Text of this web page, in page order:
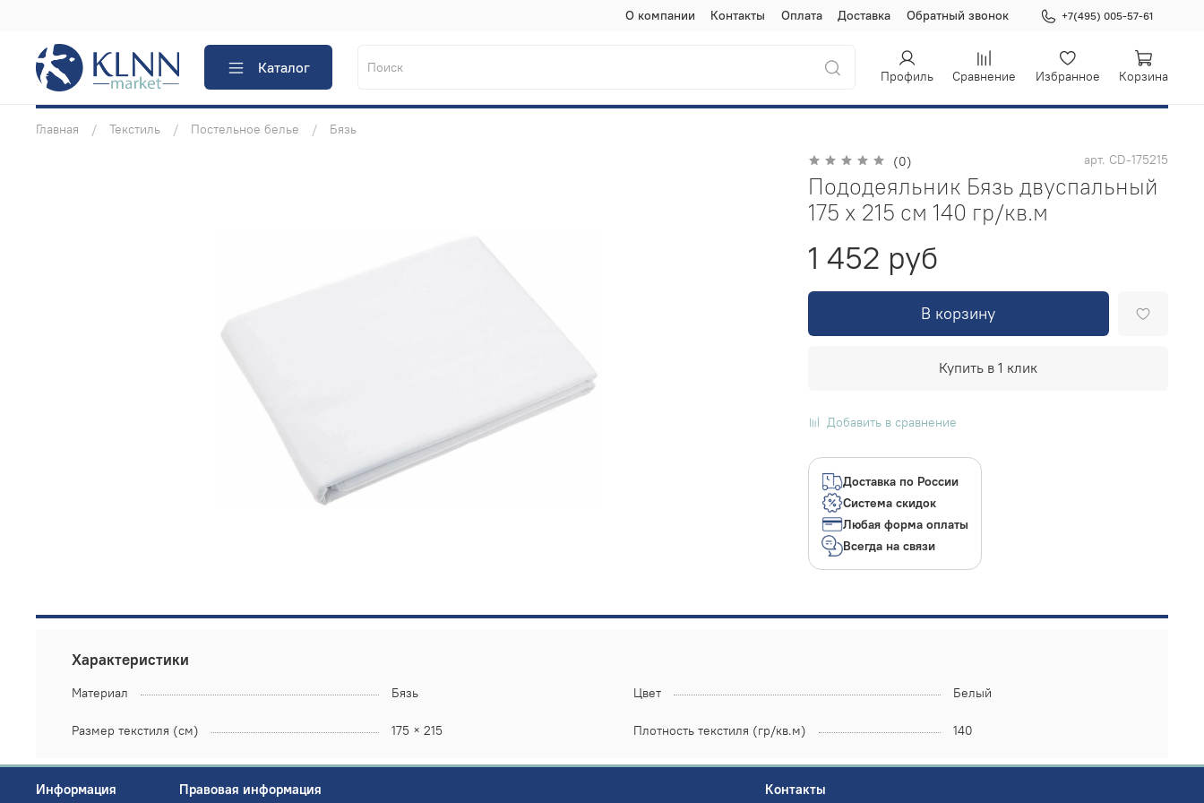
О компании Контакты Оплата Доставка Обратный звонок +7(495) 005-57-61
Каталог
Профиль Сравнение Избранное Корзина
Главная Текстиль Постельное белье
Бязь
(0)
арт. СD-175215
Пододеяльник Бязь двуспальный
175 х 215 см 140 гр/кв.м
1 452 руб
В корзину
Купить в 1 клик
Добавить в сравнение
Доставка по России
Система скидок
Любая форма оплаты
Всегда на связи
Характеристики
Материал Бязь Цвет Белый
Размер текстиля (см) 175 × 215 Плотность текстиля (гр/кв.м) 140
Информация Правовая информация Контакты